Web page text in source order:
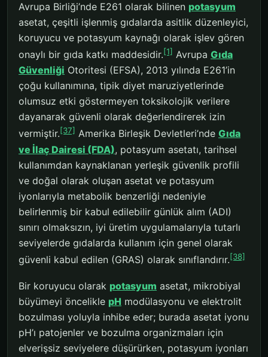
Avrupa Birliği’nde E261 olarak bilinen potasyum
asetat, çeşitli işlenmiş gıdalarda asitlik düzenleyici,
koruyucu ve potasyum kaynağı olarak işlev gören
onaylı bir gıda katkı maddesidir.[1] Avrupa Gıda
Güvenliği Otoritesi (EFSA), 2013 yılında E261’in
çoğu kullanımına, tipik diyet maruziyetlerinde
olumsuz etki göstermeyen toksikolojik verilere
dayanarak güvenli olarak değerlendirerek izin
vermiştir.[37] Amerika Birleşik Devletleri’nde Gıda
ve İlaç Dairesi (FDA), potasyum asetatı, tarihsel
kullanımdan kaynaklanan yerleşik güvenlik profili
ve doğal olarak oluşan asetat ve potasyum
iyonlarıyla metabolik benzerliği nedeniyle
belirlenmiş bir kabul edilebilir günlük alım (ADI)
sınırı olmaksızın, iyi üretim uygulamalarıyla tutarlı
seviyelerde gıdalarda kullanım için genel olarak
güvenli kabul edilen (GRAS) olarak sınıflandırır.[38]
Bir koruyucu olarak potasyum asetat, mikrobiyal
büyümeyi öncelikle pH modülasyonu ve elektrolit
bozulması yoluyla inhibe eder; burada asetat iyonu
pH’ı patojenler ve bozulma organizmaları için
elverişsiz seviyelere düşürürken, potasyum iyonları